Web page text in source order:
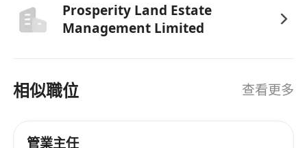
Prosperity Land Estate
Management Limited
相似職位 查看更多
管業主任